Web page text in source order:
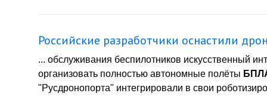
Российские разработчики оснастили
... обслуживания беспилотников искусственный
организовать полностью автономные полёты
"Русдронопорта" интегрировали в свои